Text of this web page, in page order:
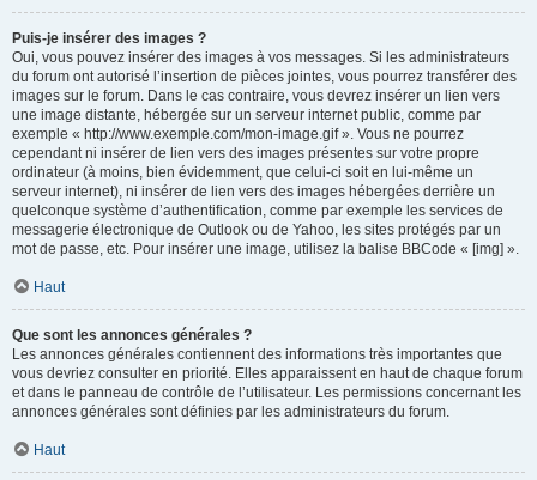
Puis-je insérer des images ?
Oui, vous pouvez insérer des images à vos messages. Si les administrateurs
du forum ont autorisé l’insertion de pièces jointes, vous pourrez transférer des
images sur le forum. Dans le cas contraire, vous devrez insérer un lien vers
une image distante, hébergée sur un serveur internet public, comme par
exemple « http://www.exemple.com/mon-image.gif ». Vous ne pourrez
cependant ni insérer de lien vers des images présentes sur votre propre
ordinateur (à moins, bien évidemment, que celui-ci soit en lui-même un
serveur internet), ni insérer de lien vers des images hébergées derrière un
quelconque système d’authentification, comme par exemple les services de
messagerie électronique de Outlook ou de Yahoo, les sites protégés par un
mot de passe, etc. Pour insérer une image, utilisez la balise BBCode « [img] ».
Haut
Que sont les annonces générales ?
Les annonces générales contiennent des informations très importantes que
vous devriez consulter en priorité. Elles apparaissent en haut de chaque forum
et dans le panneau de contrôle de l’utilisateur. Les permissions concernant les
annonces générales sont définies par les administrateurs du forum.
Haut